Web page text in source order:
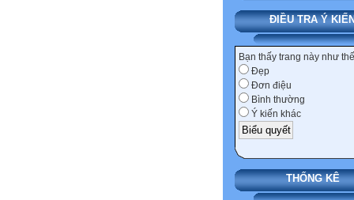
ĐIỀU TRA Ý KIẾN
Bạn thấy trang này như
Đẹp
Đơn điệu
Bình thường
Ý kiến khác
THỐNG KÊ